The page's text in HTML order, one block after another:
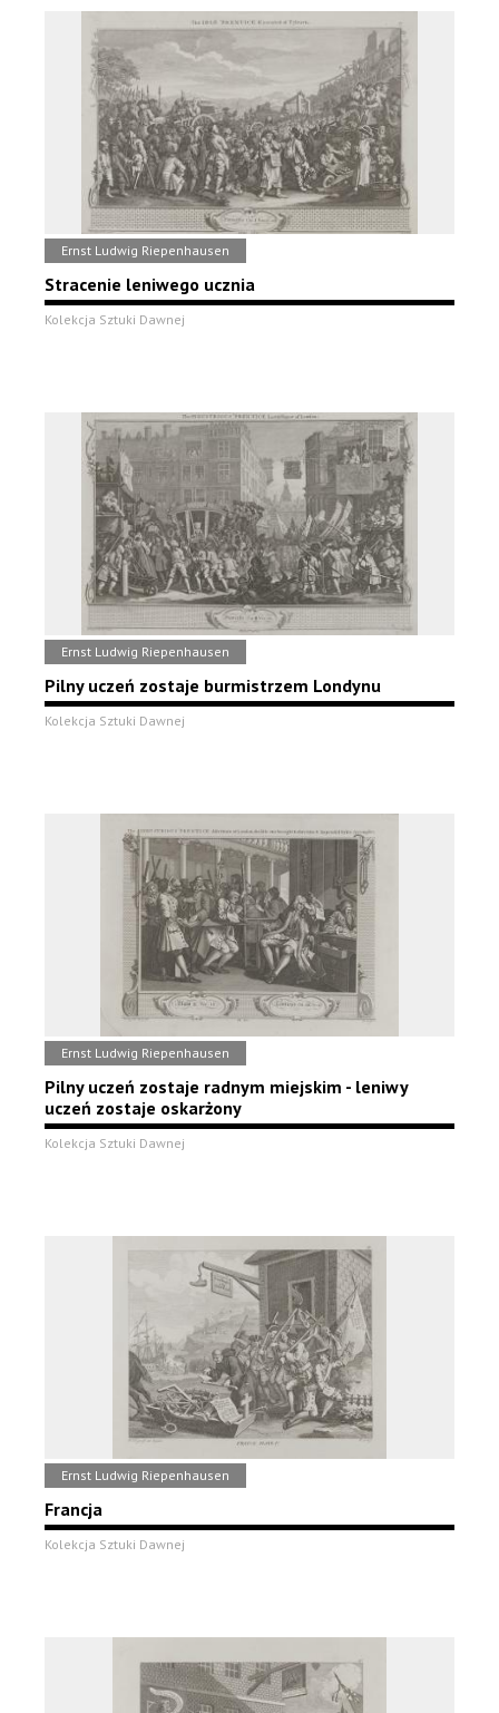
Ernst Ludwig Riepenhausen
Stracenie leniwego ucznia
Kolekcja Sztuki Dawnej
Ernst Ludwig Riepenhausen
Pilny uczeń zostaje burmistrzem Londynu
Kolekcja Sztuki Dawnej
Ernst Ludwig Riepenhausen
Pilny uczeń zostaje radnym miejskim - leniwy
uczeń zostaje oskarżony
Kolekcja Sztuki Dawnej
Ernst Ludwig Riepenhausen
Francja
Kolekcja Sztuki Dawnej